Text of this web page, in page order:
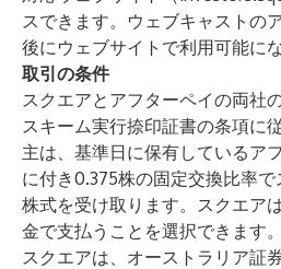
スできます。ウェブキャストの
後にウェブサイトで利用可能にな
取引の条件
スクエアとアフターペイの両社
スキーム実行捺印証書の条項に
主は、基準日に保有しているア
に付き0.375株の固定交換比率
株式を受け取ります。スクエア
金で支払うことを選択できます。
スクエアは、オーストラリア証